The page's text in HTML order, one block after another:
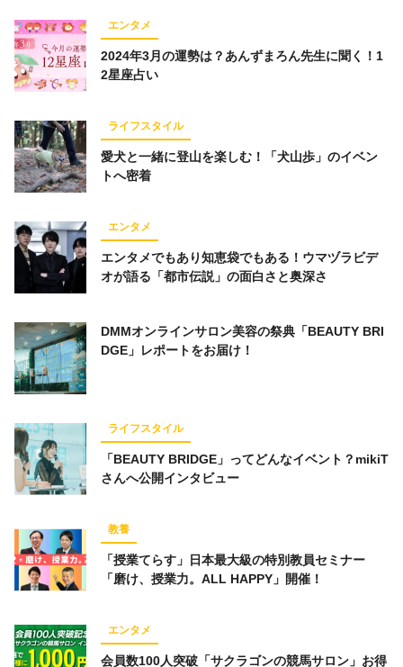
エンタメ
2024年3月の運勢は？あんずまろん先生に聞く！1
2星座占い
ライフスタイル
愛犬と一緒に登山を楽しむ！「犬山歩」のイベン
トへ密着
エンタメ
エンタメでもあり知恵袋でもある！ウマヅラビデ
オが語る「都市伝説」の面白さと奥深さ
DMMオンラインサロン美容の祭典「BEAUTY BRI
DGE」レポートをお届け！
ライフスタイル
「BEAUTY BRIDGE」ってどんなイベント？mikiT
さんへ公開インタビュー
教養
「授業てらす」日本最大級の特別教員セミナー
「磨け、授業力。ALL HAPPY」開催！
エンタメ
会員数100人突破「サクラゴンの競馬サロン」お得